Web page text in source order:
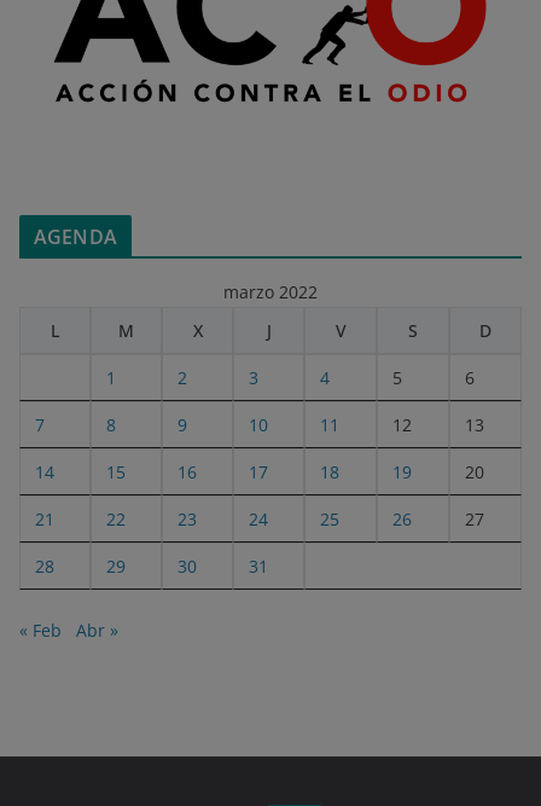
AGENDA
marzo 2022
L
M X J V S D
1 2 3 4 5 6
7 8 9 10 11 12 13
14 15 16 17 18 19 20
21 22 23 24 25 26 27
28 29 30 31
« Feb Abr »